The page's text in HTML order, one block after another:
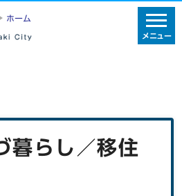
ホーム
メニュー
暮らし／移住